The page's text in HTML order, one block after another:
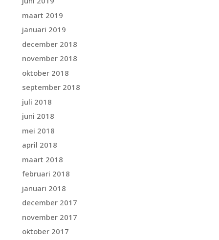
maart 2019
januari 2019
december 2018
november 2018
oktober 2018
september 2018
juli 2018
juni 2018
mei 2018
april 2018
maart 2018
februari 2018
januari 2018
december 2017
november 2017
oktober 2017